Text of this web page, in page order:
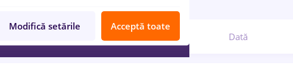
Relevanță Dată
Modifică setările Acceptă toate